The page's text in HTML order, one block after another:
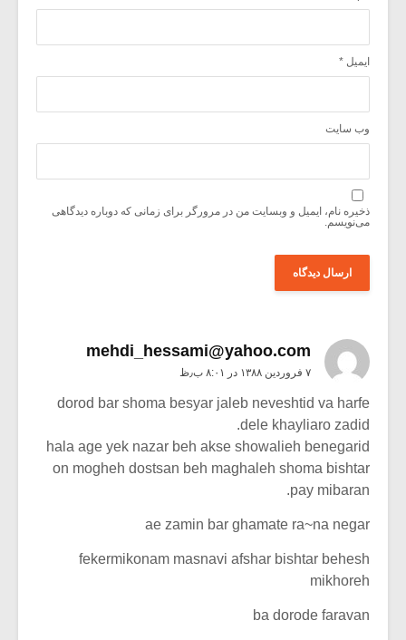
ایمیل *
وب‌ سایت
ذخیره نام، ایمیل و وبسایت من در مرورگر برای زمانی که دوباره دیدگاهی
می‌نویسم.
mehdi_hessami@yahoo.com
۷ فروردین ۱۳۸۸ در ۸:۰۱ ب٫ظ
dorod bar shoma besyar jaleb neveshtid va harfe
dele khayliaro zadid.
hala age yek nazar beh akse showalieh benegarid
on mogheh dostsan beh maghaleh shoma bishtar
pay mibaran.
ae zamin bar ghamate ra~na negar
fekermikonam masnavi afshar bishtar behesh
mikhoreh
ba dorode faravan